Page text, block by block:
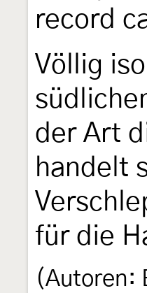
record
Völlig
der Art
handelt
für die
(Autoren: